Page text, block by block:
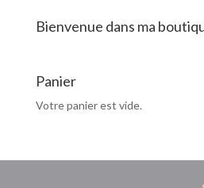
Bienvenue dans ma
Panier
Votre panier est vide.